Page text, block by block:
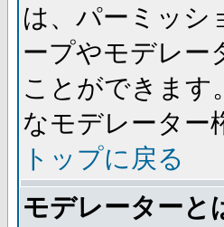
は、パーミッシ
ープやモデレー
ことができます
なモデレーター
トップに戻る
モデレーターと